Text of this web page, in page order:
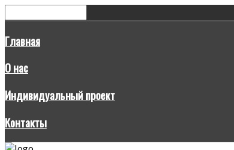
Главная
О нас
Индивидуальный проект
Контакты